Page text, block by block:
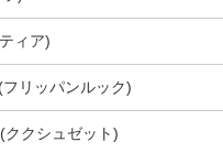
ィア)
リッパンルック)
クシュゼット)